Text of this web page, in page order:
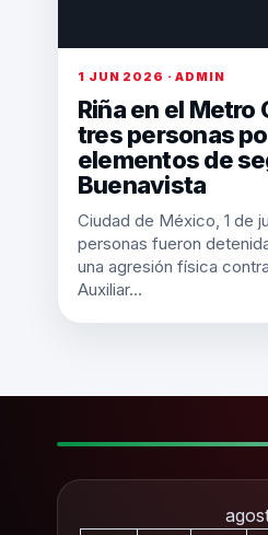
1 JUN 2026 · ADMIN
Riña en el Metro
tres personas
elementos de
Buenavista
Ciudad de México, 1 de
personas fueron
una agresión física
Auxiliar…